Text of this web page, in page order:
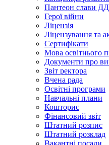
Пантеон слави
Герої війни
Ліцензія
Ліцензування та
Сертифікати
Мова освітнього
Документи про
Звіт ректора
Вчена рада
Освітні програми
Навчальні плани
Кошторис
Фінансовий звіт
Штатний розпис
Штатний розклад
Вакантні посади